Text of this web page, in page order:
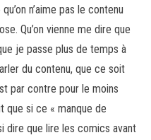
n’aime pas le contenu
Qu’on vienne me dire que
je passe plus de temps à
du contenu, que ce soit
par contre pour le moins
que si ce « manque de
dire que lire les comics avant